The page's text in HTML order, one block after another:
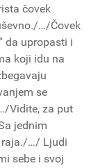
čovek
…/Čovek
da upropasti i
koji idu na
se
Vidite, za put
jednim
raja./…/ Ljudi
sebe i svoj